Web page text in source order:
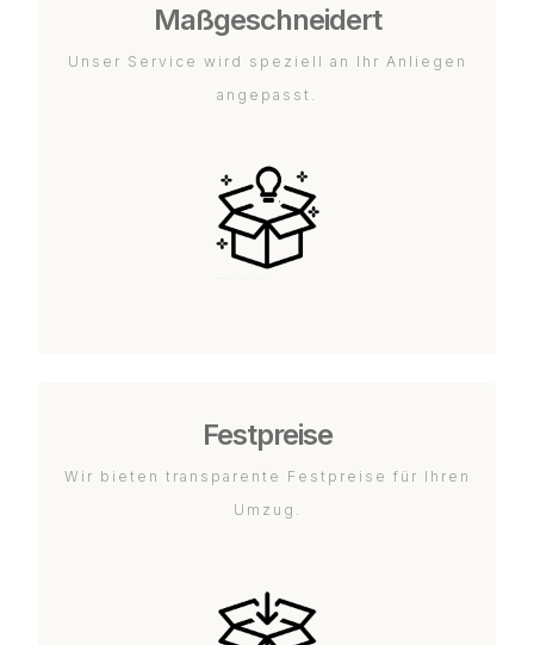
Maßgeschneidert
Unser Service wird speziell an Ihr Anliegen
angepasst.
Festpreise
Wir bieten transparente Festpreise für Ihren
Umzug.